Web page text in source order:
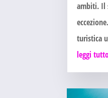
ambiti. Il
turistica
leggi